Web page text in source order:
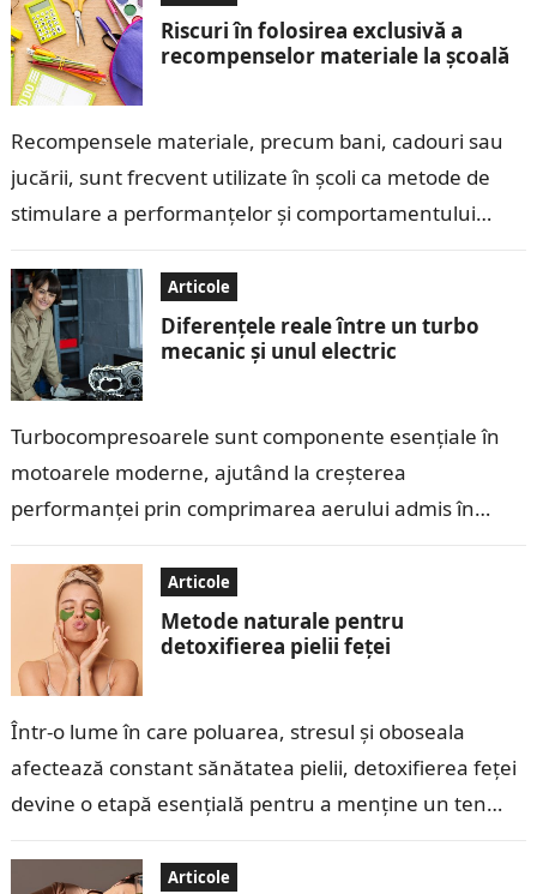
Riscuri în folosirea exclusivă a
recompenselor materiale la școală
Recompensele materiale, precum bani, cadouri sau
jucării, sunt frecvent utilizate în școli ca metode de
stimulare a performanțelor și comportamentului
pe…
Articole
Diferențele reale între un turbo
mecanic și unul electric
Turbocompresoarele sunt componente esențiale în
motoarele moderne, ajutând la creșterea
performanței prin comprimarea aerului admis în
pe piață au…
Articole
Metode naturale pentru
detoxifierea pielii feței
Într-o lume în care poluarea, stresul și oboseala
afectează constant sănătatea pielii, detoxifierea feței
devine o etapă esențială pentru a menține un ten
Articole